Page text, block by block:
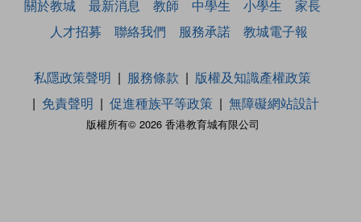
關於教城 最新消息 教師 中學生 小學生
家長
人才招募
聯絡我們 服務承諾 教城電子報
版權所有© 2026 香港教育城有限公司
私隱政策聲明 服務條款
版權及知識產權政策
免責聲明
促進種族平等政策 無障礙網站設計